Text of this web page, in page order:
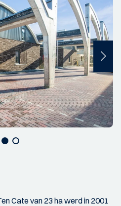
Cate van 23 ha werd in 2001